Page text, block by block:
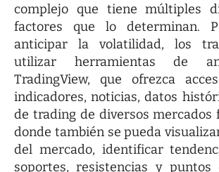
complejo que tiene múltiples
factores que lo determinan.
anticipar la volatilidad, los
utilizar herramientas de
TradingView, que ofrezca
indicadores, noticias, datos
de trading de diversos mercados
donde también se pueda
del mercado, identificar
soportes, resistencias y